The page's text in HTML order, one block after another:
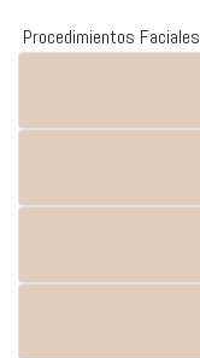
Procedimientos Faciales